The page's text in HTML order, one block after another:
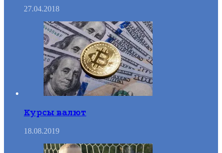
27.04.2018
Курсы валют
18.08.2019